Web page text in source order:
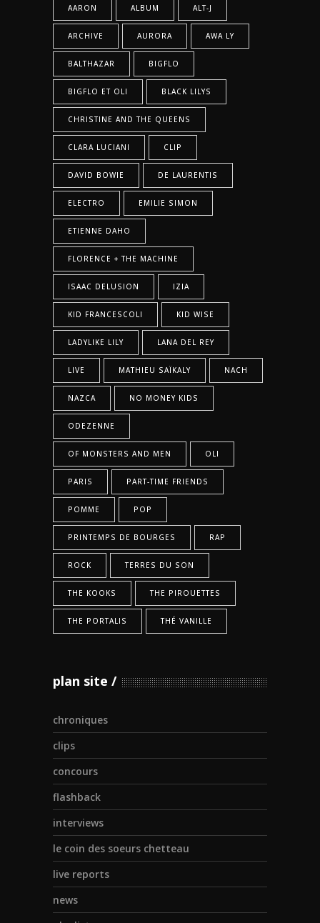
AARON ALBUM ALT-J
ARCHIVE AURORA AWA LY
BALTHAZAR BIGFLO
BIGFLO ET OLI BLACK LILYS
CHRISTINE AND THE QUEENS
CLARA LUCIANI CLIP
DAVID BOWIE DE LAURENTIS
ELECTRO EMILIE SIMON
ETIENNE DAHO
FLORENCE + THE MACHINE
ISAAC DELUSION IZIA
KID FRANCESCOLI KID WISE
LADYLIKE LILY LANA DEL REY
LIVE MATHIEU SAÏKALY NACH
NAZCA NO MONEY KIDS
ODEZENNE
OF MONSTERS AND MEN OLI
PARIS PART-TIME FRIENDS
POMME POP
PRINTEMPS DE BOURGES RAP
ROCK TERRES DU SON
THE KOOKS THE PIROUETTES
THE PORTALIS THÉ VANILLE
plan site
chroniques
clips
concours
flashback
interviews
le coin des soeurs chetteau
live reports
news